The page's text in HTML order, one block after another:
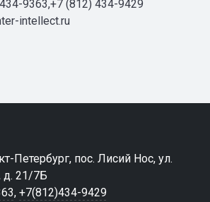
9363,+7 (812) 434-9429
intellect.ru
Петербург, пос. Лисий Нос, ул.
д. 21/7Б
, +7(812)434-9429